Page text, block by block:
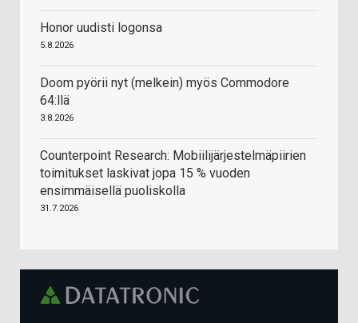
Honor uudisti logonsa
5.8.2026
Doom pyörii nyt (melkein) myös Commodore
64:llä
3.8.2026
Counterpoint Research: Mobiilijärjestelmäpiirien
toimitukset laskivat jopa 15 % vuoden
ensimmäisellä puoliskolla
31.7.2026